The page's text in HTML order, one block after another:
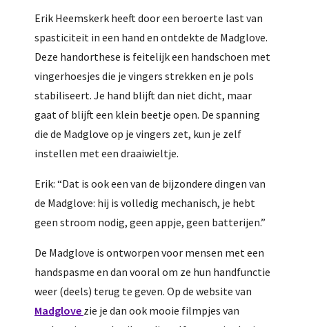
Erik Heemskerk heeft door een beroerte last van
spasticiteit in een hand en ontdekte de Madglove.
Deze handorthese is feitelijk een handschoen met
vingerhoesjes die je vingers strekken en je pols
stabiliseert. Je hand blijft dan niet dicht, maar
gaat of blijft een klein beetje open. De spanning
die de Madglove op je vingers zet, kun je zelf
instellen met een draaiwieltje.
Erik: “Dat is ook een van de bijzondere dingen van
de Madglove: hij is volledig mechanisch, je hebt
geen stroom nodig, geen appje, geen batterijen.”
De Madglove is ontworpen voor mensen met een
handspasme en dan vooral om ze hun handfunctie
weer (deels) terug te geven. Op de website van
Madglove zie je dan ook mooie filmpjes van